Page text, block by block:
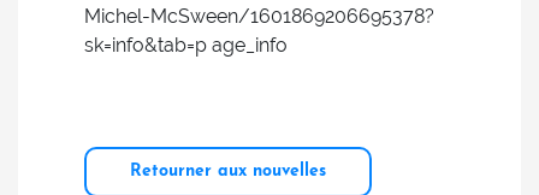
Michel-McSween/1601869206695378?
sk=info&tab=p age_info
Retourner aux nouvelles